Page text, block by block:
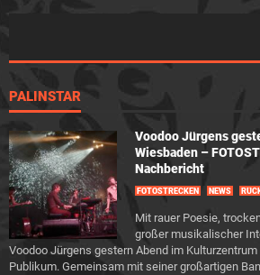
PALINSTAR
Voodoo Jürgens
Wiesbaden –
Nachbericht
FOTOSTRECKEN NEWS
Mit rauer Poesie,
großer musikalischer
Voodoo Jürgens gestern Abend im
Publikum. Gemeinsam mit seiner großartigen